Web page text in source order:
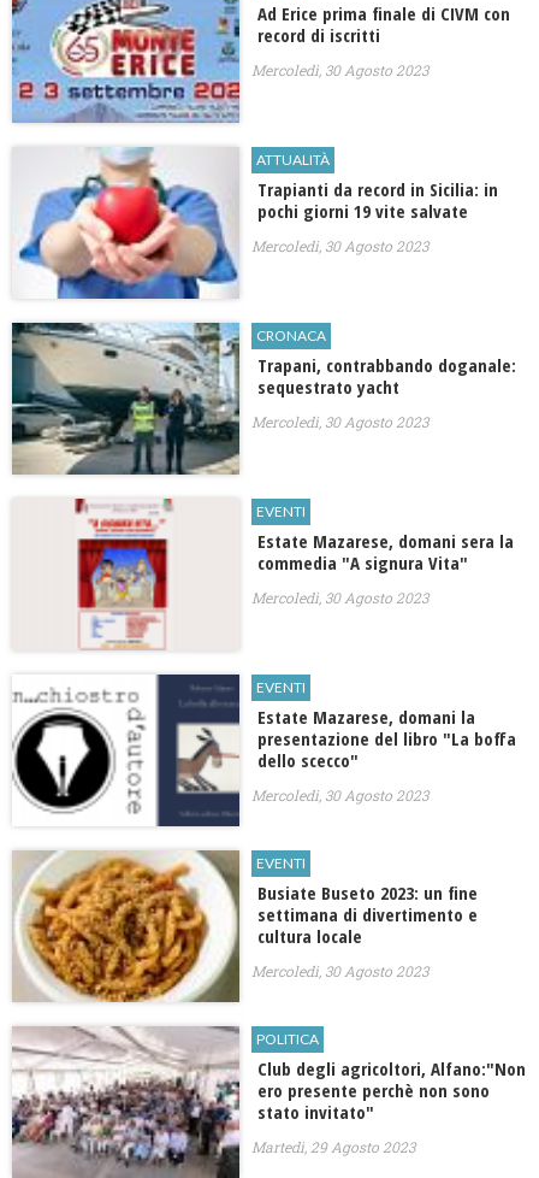
Ad Erice prima finale di CIVM con
record di iscritti
Mercoledì, 30 Agosto 2023
ATTUALITÀ
Trapianti da record in Sicilia: in
pochi giorni 19 vite salvate
Mercoledì, 30 Agosto 2023
CRONACA
Trapani, contrabbando doganale:
sequestrato yacht
Mercoledì, 30 Agosto 2023
EVENTI
​Estate Mazarese, domani sera la
commedia "A signura Vita"
Mercoledì, 30 Agosto 2023
EVENTI
Estate Mazarese, domani la
presentazione del libro "La boffa
dello scecco"
Mercoledì, 30 Agosto 2023
EVENTI
Busiate Buseto 2023: un fine
settimana di divertimento e
cultura locale
Mercoledì, 30 Agosto 2023
POLITICA
Club degli agricoltori, Alfano:"Non
ero presente perchè non sono
stato invitato"
Martedì, 29 Agosto 2023